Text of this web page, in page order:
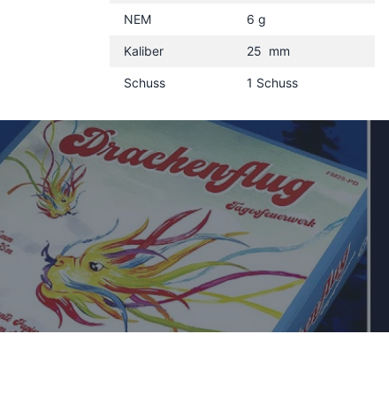
NEM 6 g
Kaliber 25 mm
Schuss 1 Schuss